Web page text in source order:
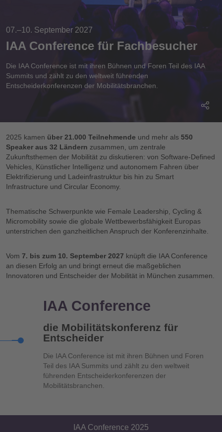
07.–10. September 2027
IAA Conference für Fachbesucher
Die IAA Conference ist mit ihren Bühnen und Foren Teil des IAA
Summits und zählt zu den weltweit führenden
Entscheiderkonferenzen der Mobilitätsbranchen.
2025 kamen über 21.000 Teilnehmende und mehr als 550
Speaker aus 32 Ländern zusammen, um zentrale
Zukunftsthemen der Mobilität zu diskutieren: von Software-Defined
Vehicles, Künstlicher Intelligenz und autonomem Fahren über
Elektrifizierung und Ladeinfrastruktur bis hin zu Smart
Infrastructure und Circular Economy.
Thematische Schwerpunkte wie Female Leadership, Cycling &
Micromobility sowie die globale Wettbewerbsfähigkeit Europas
unterstrichen den ganzheitlichen Anspruch der Konferenzinhalte.
Vom 7. bis zum 10. September 2027 knüpft die IAA Conference
an diesen Erfolg an und bringt erneut die maßgeblichen
Innovatoren und Entscheider der Mobilität in München zusammen.
IAA Con­ference
die Mobilitätskonferenz für
Entscheider
Die IAA Conference ist mit ihren Bühnen und Foren
Teil des IAA Summits und zählt zu den weltweit
führenden Entscheiderkonferenzen der
Mobilitätsbranchen.
IAA Conference 2025